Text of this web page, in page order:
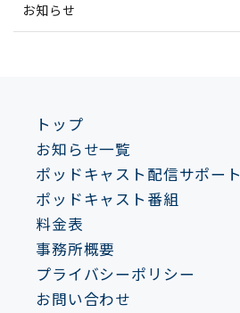
お知らせ
トップ
お知らせ一覧
ポッドキャスト配信サポート
ポッドキャスト番組
料金表
事務所概要
プライバシーポリシー
お問い合わせ